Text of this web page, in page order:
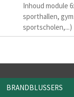
Inhoud module
sporthallen,
sportscholen,...)
BRANDBLUSSERS